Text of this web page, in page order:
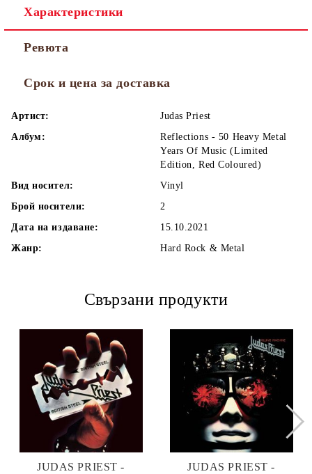
Характеристики
Ревюта
Срок и цена за доставка
Артист:
Judas Priest
Албум:
Reflections - 50 Heavy Metal
Years Of Music (Limited
Edition, Red Coloured)
Вид носител:
Vinyl
Брой носители:
2
Дата на издаване:
15.10.2021
Жанр:
Hard Rock & Metal
Свързани продукти
JUDAS PRIEST - JUDAS PRIEST -